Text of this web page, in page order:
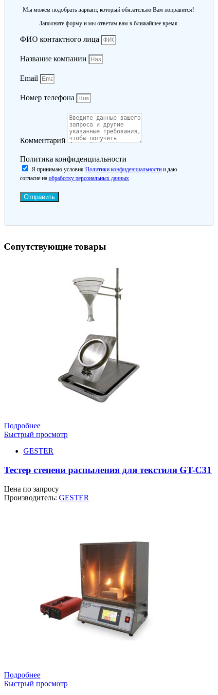
Мы можем подобрать вариант, который обязательно Вам понравится!
Заполните форму и мы ответим вам в ближайшее время.
ФИО контактного лица
Название компании
Email
Номер телефона
Комментарий
Политика конфиденциальности
Я принимаю условия Политики конфиденциальности и даю
согласие на обработку персональных данных
Отправить
Сопутствующие товары
Подробнее
Быстрый просмотр
GESTER
Тестер степени распыления для текстиля GT-C31
Цена по запросу
Производитель: GESTER
Подробнее
Быстрый просмотр